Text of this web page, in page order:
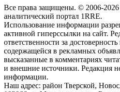
Все права защищены. © 2006-
аналитический портал 1RRE.
Использование информации
активной гиперссылки на сайт.
ответственности за
содержащейся в рекламных
высказанные в комментариях
и внешние источники. Редакция
информации.
Наш адрес: район Тверской,